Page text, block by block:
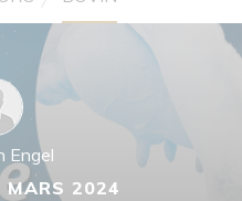
Engel
MARS 2024